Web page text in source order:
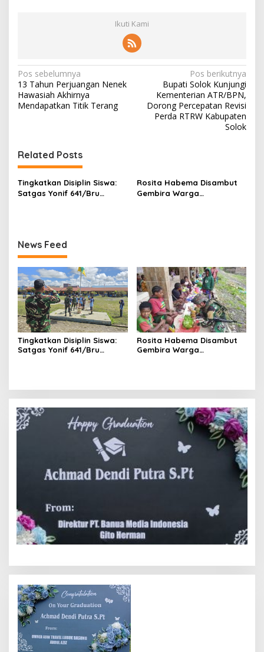
Ikuti Kami
N
a
v
a
s
i
s
Pos sebelumnya
13 Tahun Perjuangan Nenek
Hawasiah Akhirnya
Mendapatkan Titik Terang
Pos berikutnya
Bupati Solok Kunjungi
Kementerian ATR/BPN,
Dorong Percepatan Revisi
Perda RTRW Kabupaten
Solok
Related Posts
Tingkatkan Disiplin Siswa:
Satgas Yonif 641/Bru
Rosita Habema Disambut
Gembira Warga
News Feed
Tingkatkan Disiplin Siswa:
Satgas Yonif 641/Bru
Rosita Habema Disambut
Gembira Warga